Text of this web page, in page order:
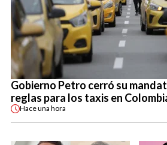
Gobierno Petro cerró su
reglas para los taxis en
Haceuna hora